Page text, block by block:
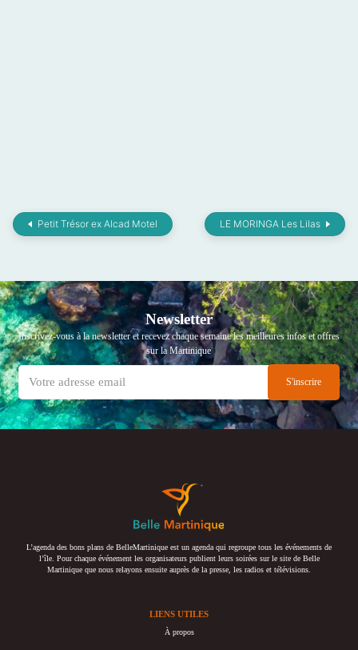
Petit Trésor ex Alcad Motel LE MORINGA Les Lilas
Newsletter
Inscrivez-vous à la newsletter et recevez chaque semaine les meilleures infos et offres
sur la Martinique
L’agenda des bons plans de BelleMartinique est un agenda qui regroupe tous les événements de
l’île. Pour chaque événement les organisateurs publient leurs soirées sur le site de Belle
Martinique que nous relayons ensuite auprès de la presse, les radios et télévisions.
LIENS UTILES
À propos